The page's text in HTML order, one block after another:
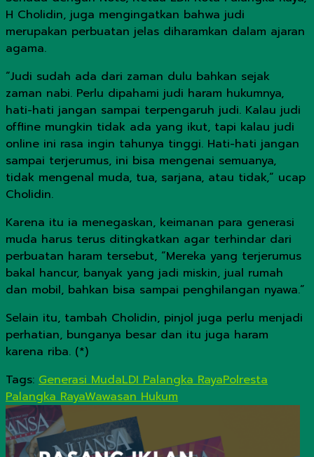
H Cholidin, juga mengingatkan bahwa judi
merupakan perbuatan jelas diharamkan dalam ajaran
agama.
“Judi sudah ada dari zaman dulu bahkan sejak
zaman nabi. Perlu dipahami judi haram hukumnya,
hati-hati jangan sampai terpengaruh judi. Kalau judi
offline mungkin tidak ada yang ikut, tapi kalau judi
online ini rasa ingin tahunya tinggi. Hati-hati jangan
sampai terjerumus, ini bisa mengenai semuanya,
tidak mengenal muda, tua, sarjana, atau tidak,” ucap
Cholidin.
Karena itu ia menegaskan, keimanan para generasi
muda harus terus ditingkatkan agar terhindar dari
perbuatan haram tersebut, “Mereka yang terjerumus
bakal hancur, banyak yang jadi miskin, jual rumah
dan mobil, bahkan bisa sampai penghilangan nyawa.”
Selain itu, tambah Cholidin, pinjol juga perlu menjadi
perhatian, bunganya besar dan itu juga haram
karena riba. (*)
Tags: Generasi MudaLDI Palangka RayaPolresta
Palangka RayaWawasan Hukum